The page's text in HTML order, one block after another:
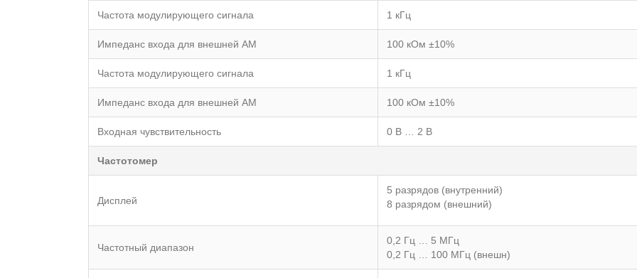
Частота модулирующего сигнала 1 кГц
Импеданс входа для внешней АМ 100 кОм ±10%
Частота модулирующего сигнала 1 кГц
Импеданс входа для внешней АМ 100 кОм ±10%
Входная чувствительность 0 В … 2 В
Частотомер
Дисплей
5 разрядов (внутренний)
8 разрядом (внешний)
Частотный диапазон
0,2 Гц … 5 МГц
0,2 Гц … 100 МГц (внешн)